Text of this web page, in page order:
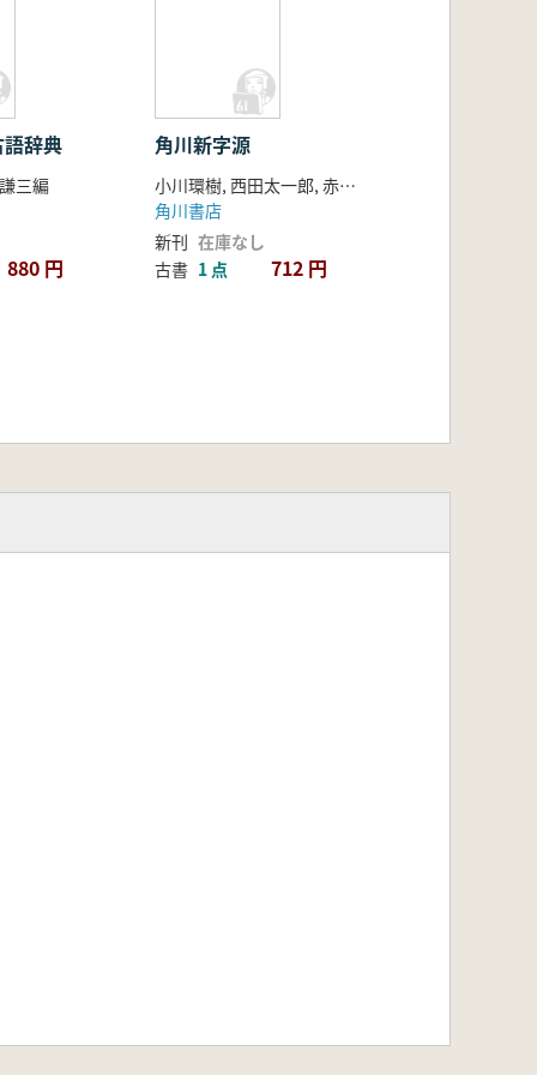
辞典
三編
880 円
角川新字源
小川環樹, 西田太一郎, 赤塚忠編
角川書店
新刊 在庫なし
古書 1 点 712 円